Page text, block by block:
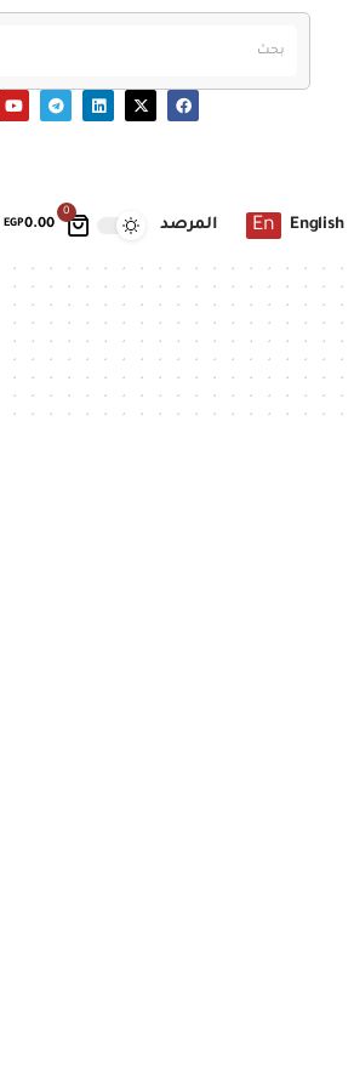
0
EGP0.00 English
En المرصد